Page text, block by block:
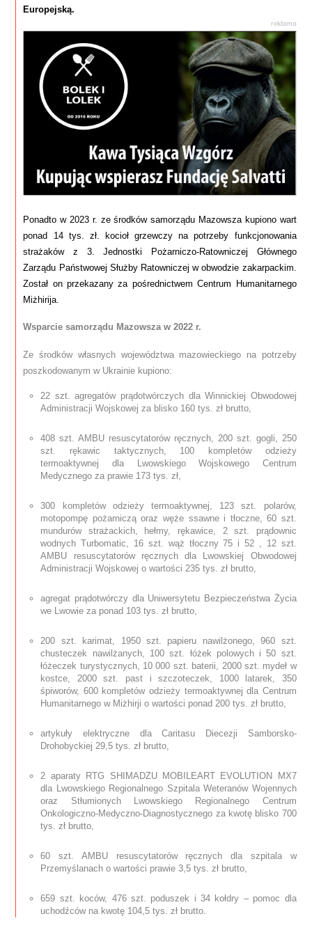
Europejską.
Ponadto w 2023 r. ze środków samorządu Mazowsza kupiono wart
ponad 14 tys. zł. kocioł grzewczy na potrzeby funkcjonowania
strażaków z 3. Jednostki Pożarniczo-Ratowniczej Głównego
Zarządu Państwowej Służby Ratowniczej w obwodzie zakarpackim.
Został on przekazany za pośrednictwem Centrum Humanitarnego
Miżhirija.
Wsparcie samorządu Mazowsza w 2022 r.
Ze środków własnych województwa mazowieckiego na potrzeby
poszkodowanym w Ukrainie kupiono:
22 szt. agregatów prądotwórczych dla Winnickiej Obwodowej
Administracji Wojskowej za blisko 160 tys. zł brutto,
408 szt. AMBU resuscytatorów ręcznych, 200 szt. gogli, 250
szt. rękawic taktycznych, 100 kompletów odzieży
termoaktywnej dla Lwowskiego Wojskowego Centrum
Medycznego za prawie 173 tys. zł,
300 kompletów odzieży termoaktywnej, 123 szt. polarów,
motopompę pożarniczą oraz węże ssawne i tłoczne, 60 szt.
mundurów strażackich, hełmy, rękawice, 2 szt. prądownic
wodnych Turbomatic, 16 szt. wąż tłoczny 75 i 52 , 12 szt.
AMBU resuscytatorów ręcznych dla Lwowskiej Obwodowej
Administracji Wojskowej o wartości 235 tys. zł brutto,
agregat prądotwórczy dla Uniwersytetu Bezpieczeństwa Życia
we Lwowie za ponad 103 tys. zł brutto,
200 szt. karimat, 1950 szt. papieru nawilżonego, 960 szt.
chusteczek nawilżanych, 100 szt. łóżek polowych i 50 szt.
łóżeczek turystycznych, 10 000 szt. baterii, 2000 szt. mydeł w
kostce, 2000 szt. past i szczoteczek, 1000 latarek, 350
śpiworów, 600 kompletów odzieży termoaktywnej dla Centrum
Humanitarnego w Miżhirji o wartości ponad 200 tys. zł brutto,
artykuły elektryczne dla Caritasu Diecezji Samborsko-
Drohobyckiej 29,5 tys. zł brutto,
2 aparaty RTG SHIMADZU MOBILEART EVOLUTION MX7
dla Lwowskiego Regionalnego Szpitala Weteranów Wojennych
oraz Stłumionych Lwowskiego Regionalnego Centrum
Onkologiczno-Medyczno-Diagnostycznego za kwotę blisko 700
tys. zł brutto,
60 szt. AMBU resuscytatorów ręcznych dla szpitala w
Przemyślanach o wartości prawie 3,5 tys. zł brutto,
659 szt. koców, 476 szt. poduszek i 34 kołdry – pomoc dla
uchodźców na kwotę 104,5 tys. zł brutto.